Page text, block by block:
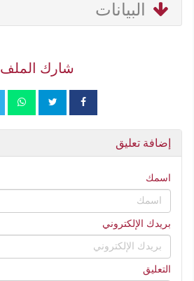
البيانات
شارك الملف
إضافة تعليق
اسمك
بريدك الإلكتروني
التعليق